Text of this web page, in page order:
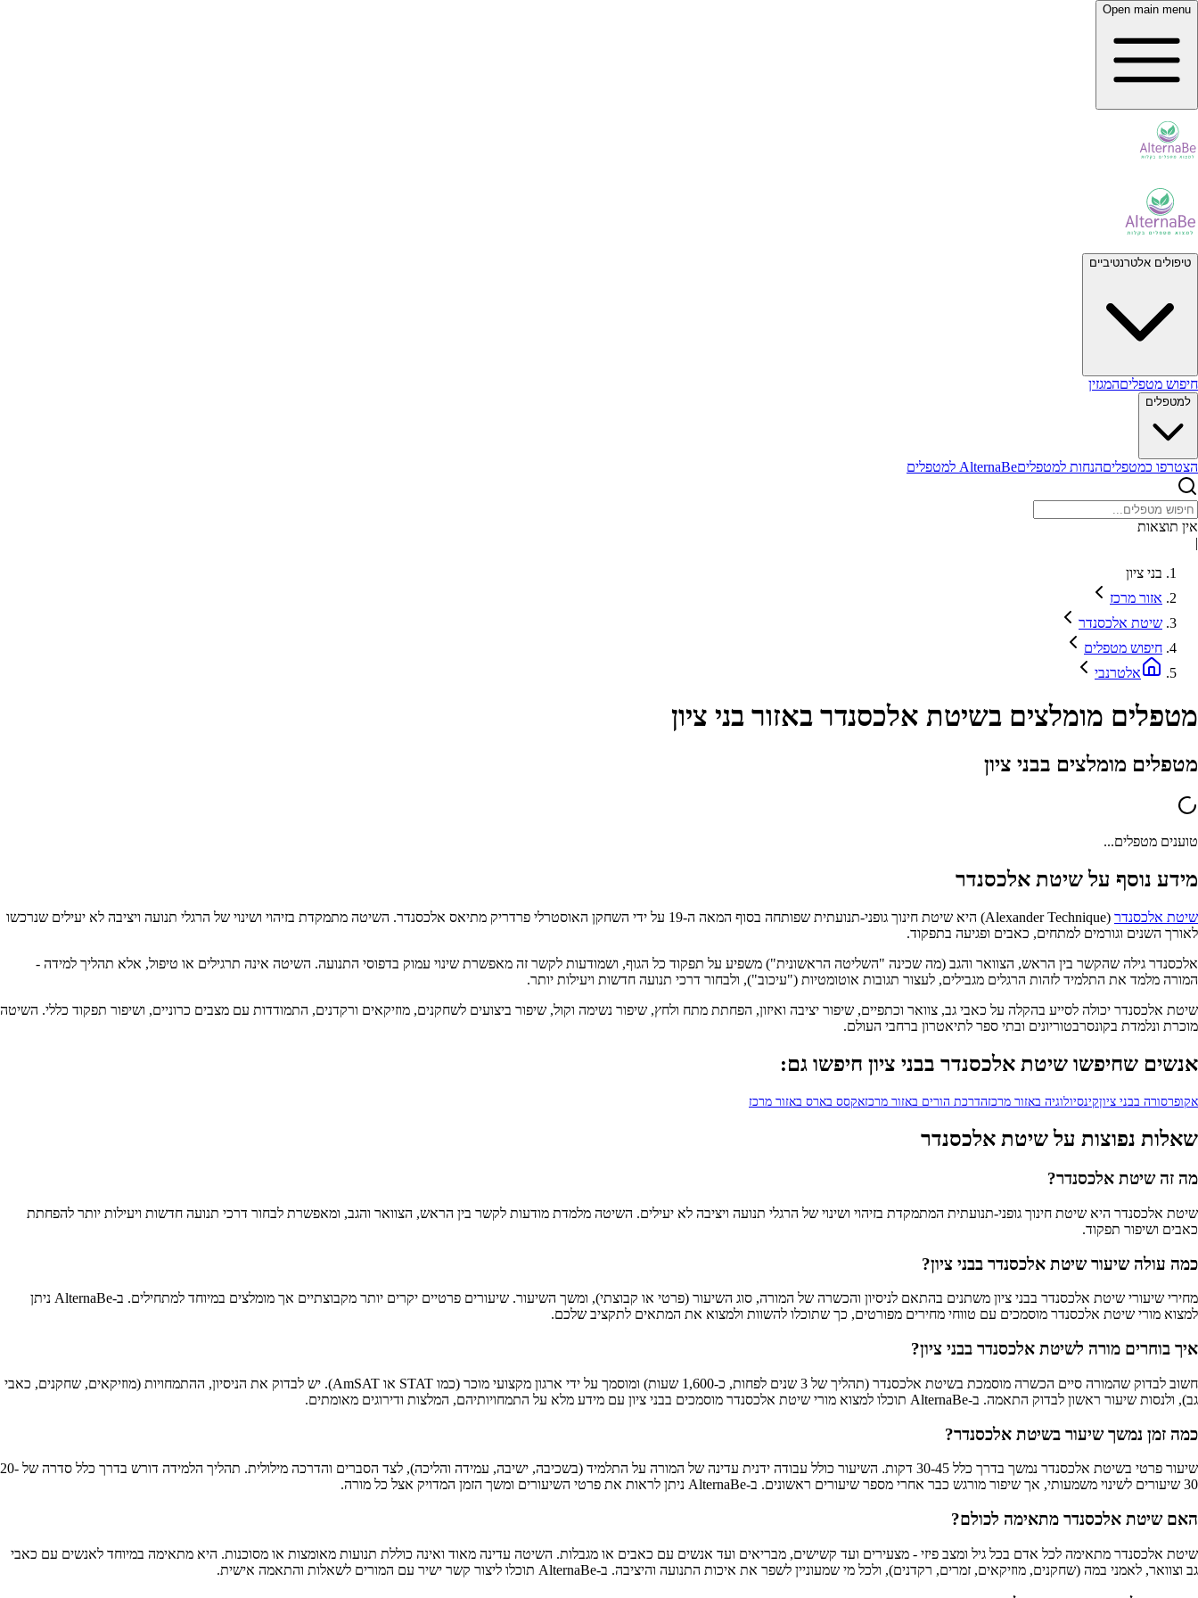
Open main menu
טיפולים אלטרנטיביים
חיפוש מטפליםהמגזין
למטפלים
הצטרפו כמטפליםהנחות למטפליםAlternaBe למטפלים
אין תוצאות
|
בני ציון
אזור מרכז
שיטת אלכסנדר
חיפוש מטפלים
אלטרנבי
מטפלים מומלצים בשיטת אלכסנדר באזור בני ציון
מטפלים מומלצים בבני ציון
טוענים מטפלים...
מידע נוסף על שיטת אלכסנדר
שיטת אלכסנדר
(Alexander Technique) היא שיטת חינוך גופני-תנועתית שפותחה בסוף המאה ה-19 על ידי השחקן האוסטרלי פרדריק מתיאס אלכסנדר. השיטה מתמקדת בזיהוי ושינוי של הרגלי תנועה ויציבה לא יעילים שנרכשו
לאורך השנים וגורמים למתחים, כאבים ופגיעה בתפקוד.
אלכסנדר גילה שהקשר בין הראש, הצוואר והגב (מה שכינה "השליטה הראשונית") משפיע על תפקוד כל הגוף, ושמודעות לקשר זה מאפשרת שינוי עמוק בדפוסי התנועה. השיטה אינה תרגילים או טיפול, אלא תהליך למידה -
המורה מלמד את התלמיד לזהות הרגלים מגבילים, לעצור תגובות אוטומטיות ("עיכוב"), ולבחור דרכי תנועה חדשות ויעילות יותר.
שיטת אלכסנדר יכולה לסייע בהקלה על כאבי גב, צוואר וכתפיים, שיפור יציבה ואיזון, הפחתת מתח ולחץ, שיפור נשימה וקול, שיפור ביצועים לשחקנים, מוזיקאים ורקדנים, התמודדות עם מצבים כרוניים, ושיפור תפקוד כללי. השיטה
מוכרת ונלמדת בקונסרבטוריונים ובתי ספר לתיאטרון ברחבי העולם.
אנשים שחיפשו שיטת אלכסנדר בבני ציון חיפשו גם:
אקופרסורה בבני ציוןקינסיולוגיה באזור מרכזהדרכת הורים באזור מרכזאקסס בארס באזור מרכז
שאלות נפוצות על שיטת אלכסנדר
מה זה שיטת אלכסנדר?
שיטת אלכסנדר היא שיטת חינוך גופני-תנועתית המתמקדת בזיהוי ושינוי של הרגלי תנועה ויציבה לא יעילים. השיטה מלמדת מודעות לקשר בין הראש, הצוואר והגב, ומאפשרת לבחור דרכי תנועה חדשות ויעילות יותר להפחתת
כאבים ושיפור תפקוד.
כמה עולה שיעור שיטת אלכסנדר בבני ציון?
מחירי שיעורי שיטת אלכסנדר בבני ציון משתנים בהתאם לניסיון והכשרה של המורה, סוג השיעור (פרטי או קבוצתי), ומשך השיעור. שיעורים פרטיים יקרים יותר מקבוצתיים אך מומלצים במיוחד למתחילים. ב-AlternaBe ניתן
למצוא מורי שיטת אלכסנדר מוסמכים עם טווחי מחירים מפורטים, כך שתוכלו להשוות ולמצוא את המתאים לתקציב שלכם.
איך בוחרים מורה לשיטת אלכסנדר בבני ציון?
חשוב לבדוק שהמורה סיים הכשרה מוסמכת בשיטת אלכסנדר (תהליך של 3 שנים לפחות, כ-1,600 שעות) ומוסמך על ידי ארגון מקצועי מוכר (כמו STAT או AmSAT). יש לבדוק את הניסיון, ההתמחויות (מוזיקאים, שחקנים, כאבי
גב), ולנסות שיעור ראשון לבדוק התאמה. ב-AlternaBe תוכלו למצוא מורי שיטת אלכסנדר מוסמכים בבני ציון עם מידע מלא על התמחויותיהם, המלצות ודירוגים מאומתים.
כמה זמן נמשך שיעור בשיטת אלכסנדר?
שיעור פרטי בשיטת אלכסנדר נמשך בדרך כלל 30-45 דקות. השיעור כולל עבודה ידנית עדינה של המורה על התלמיד (בשכיבה, ישיבה, עמידה והליכה), לצד הסברים והדרכה מילולית. תהליך הלמידה דורש בדרך כלל סדרה של 20-
30 שיעורים לשינוי משמעותי, אך שיפור מורגש כבר אחרי מספר שיעורים ראשונים. ב-AlternaBe ניתן לראות את פרטי השיעורים ומשך הזמן המדויק אצל כל מורה.
האם שיטת אלכסנדר מתאימה לכולם?
שיטת אלכסנדר מתאימה לכל אדם בכל גיל ומצב פיזי - מצעירים ועד קשישים, מבריאים ועד אנשים עם כאבים או מגבלות. השיטה עדינה מאוד ואינה כוללת תנועות מאומצות או מסוכנות. היא מתאימה במיוחד לאנשים עם כאבי
גב וצוואר, לאמני במה (שחקנים, מוזיקאים, זמרים, רקדנים), ולכל מי שמעוניין לשפר את איכות התנועה והיציבה. ב-AlternaBe תוכלו ליצור קשר ישיר עם המורים לשאלות והתאמה אישית.